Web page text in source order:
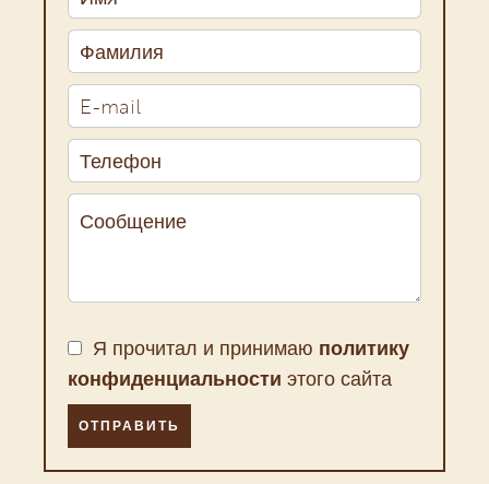
Я прочитал и принимаю политику
конфиденциальности этого сайта
ОТПРАВИТЬ